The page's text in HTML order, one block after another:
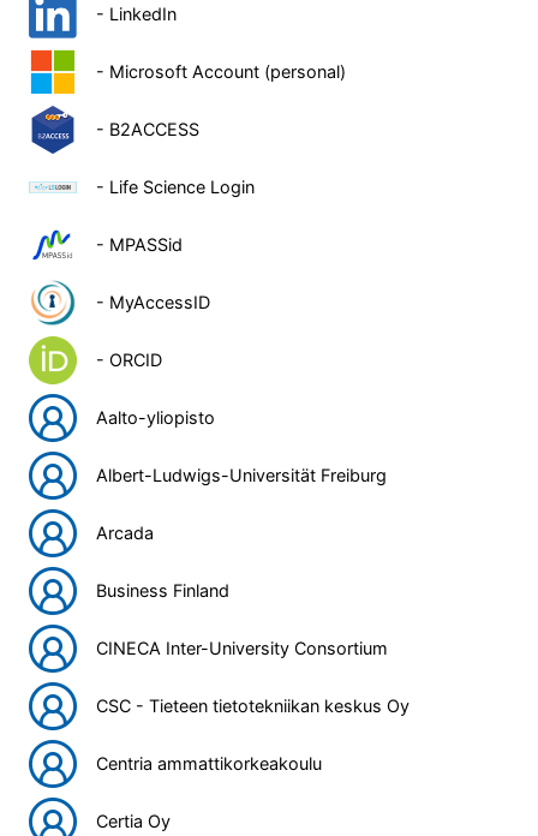
- LinkedIn
- Microsoft Account (personal)
- B2ACCESS
- Life Science Login
- MPASSid
- MyAccessID
- ORCID
Aalto-yliopisto
Albert-Ludwigs-Universität Freiburg
Arcada
Business Finland
CINECA Inter-University Consortium
CSC - Tieteen tietotekniikan keskus Oy
Centria ammattikorkeakoulu
Certia Oy